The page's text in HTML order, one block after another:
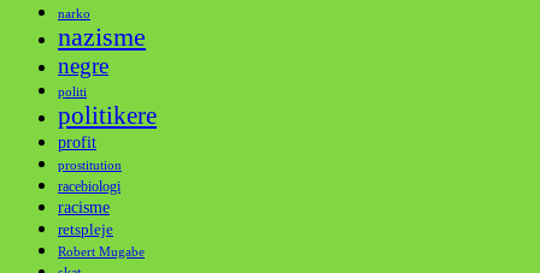
narko
nazisme
negre
politi
politikere
profit
prostitution
racebiologi
racisme
retspleje
Robert Mugabe